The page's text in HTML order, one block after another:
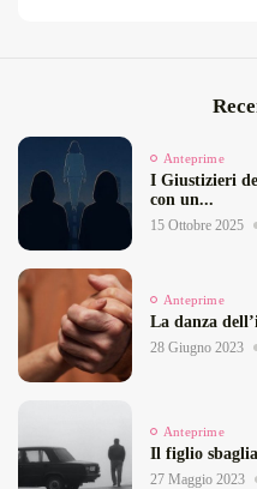
Anteprime
I Giustizieri
con un...
15 Ottobre 2025
Anteprime
La danza
28 Giugno 2023
Anteprime
Il figlio
27 Maggio 2023